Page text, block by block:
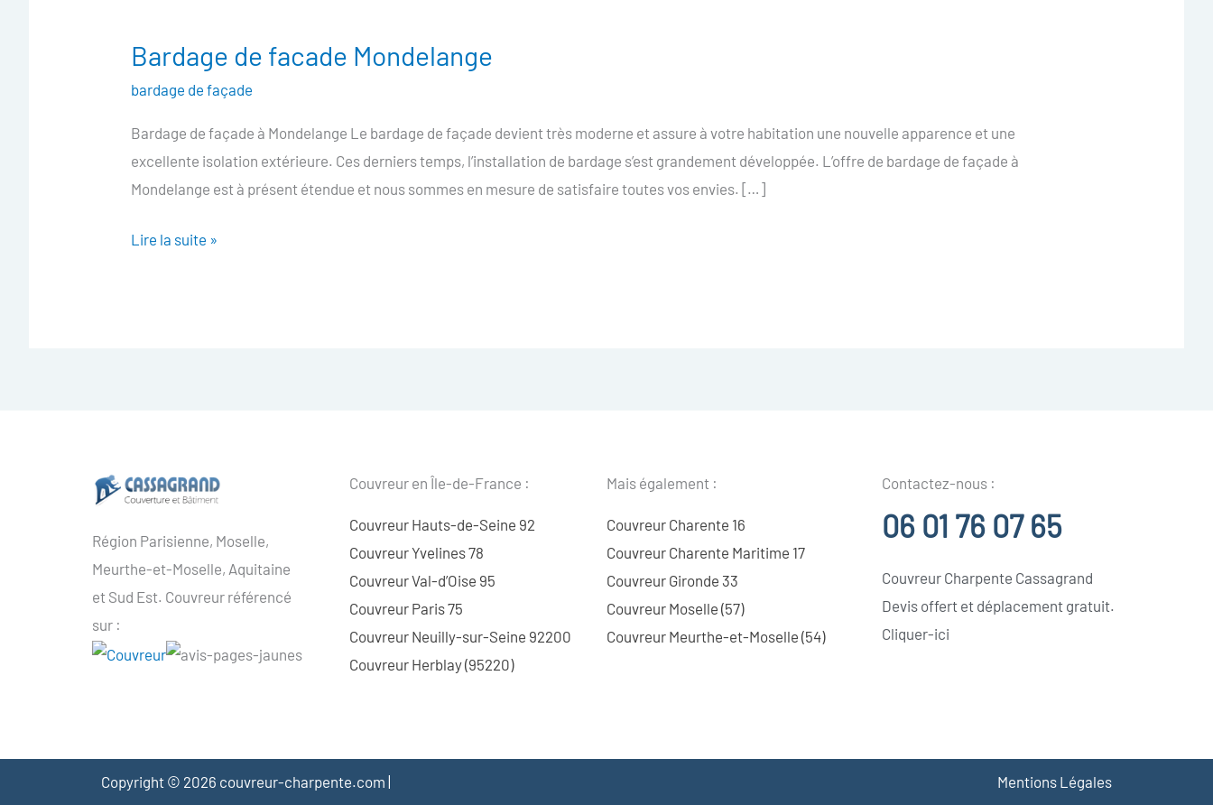
Bardage de facade Mondelange
bardage de façade
Bardage de façade à Mondelange Le bardage de façade devient très moderne et assure à votre habitation une nouvelle apparence et une
excellente isolation extérieure. Ces derniers temps, l’installation de bardage s’est grandement développée. L’offre de bardage de façade à
Mondelange est à présent étendue et nous sommes en mesure de satisfaire toutes vos envies. […]
Bardage
Mondelange
Lire la suite »
Région Parisienne, Moselle,
Meurthe-et-Moselle, Aquitaine
et Sud Est. Couvreur référencé
sur :
Couvreur en Île-de-France :
Couvreur Hauts-de-Seine 92
Couvreur Yvelines 78
Couvreur Val-d’Oise 95
Couvreur Paris 75
Couvreur Neuilly-sur-Seine 92200
Couvreur Herblay (95220)
Mais également :
Couvreur Charente 16
Couvreur Charente Maritime 17
Couvreur Gironde 33
Couvreur Moselle (57)
Couvreur Meurthe-et-Moselle (54)
Contactez-nous :
06 01 76 07 65
Couvreur Charpente Cassagrand
Devis offert et déplacement gratuit.
Cliquer-ici
Copyright © 2026 couvreur-charpente.com | Mentions Légales